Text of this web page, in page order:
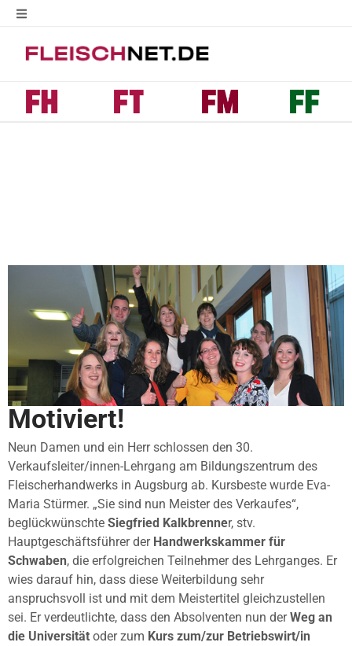
Motiviert!
Neun Damen und ein Herr schlossen den 30.
Verkaufsleiter/innen-Lehrgang am Bildungszentrum des
Fleischerhandwerks in Augsburg ab. Kursbeste wurde Eva-
Maria Stürmer. „Sie sind nun Meister des Verkaufes“,
beglückwünschte Siegfried Kalkbrenner, stv.
Hauptgeschäftsführer der Handwerkskammer für
Schwaben, die erfolgreichen Teilnehmer des Lehrganges. Er
wies darauf hin, dass diese Weiterbildung sehr
anspruchsvoll ist und mit dem Meistertitel gleichzustellen
sei. Er verdeutlichte, dass den Absolventen nun derWeg an
die Universität oder zum Kurs zum/zur Betriebswirt/in